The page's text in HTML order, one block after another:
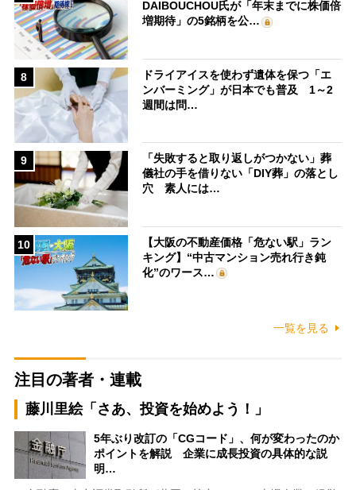
DAIBOUCHOU氏が「年末までに株価倍
増期待」の5銘柄を公…
8
ドライアイスを使わず遺体を保つ「エ
ンバーミング」が日本でも普及 1～2
週間は問…
9
「失敗すると取り返しがつかない」葬
儀社の手を借りない「DIY葬」の落とし
穴 素人には…
10
【大阪の不動産価格「危ない駅」ラン
キング】“中古マンション売れ行き鈍
化”のワース…
一覧を見る
注目の著者・連載
藤川里絵「さあ、投資を始めよう！」
5年ぶり改訂の「CGコード」、何が変わったのか
ポイントを解説 企業に成長投資の具体的な説
明…